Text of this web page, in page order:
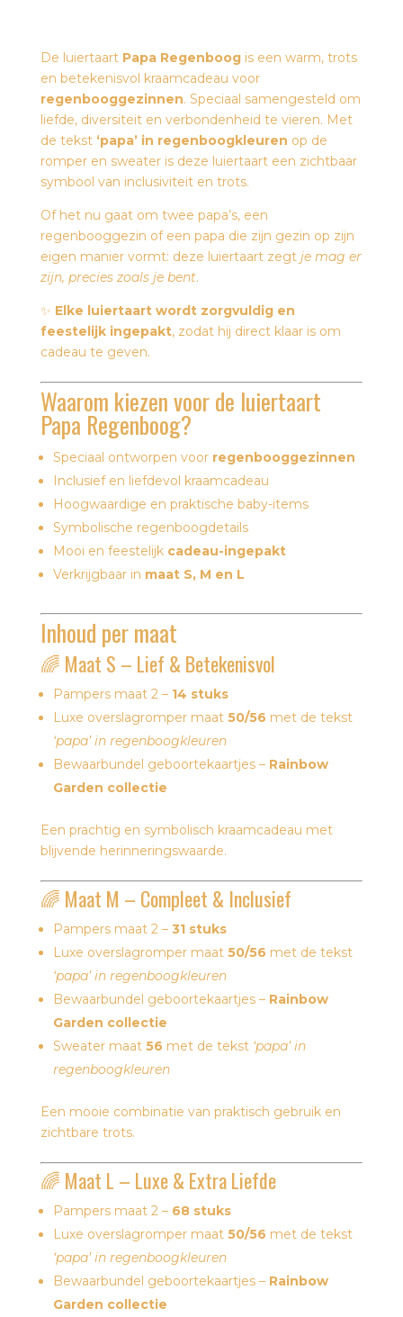
De luiertaart Papa Regenboogis een warm, trots
en betekenisvol kraamcadeau voor
regenbooggezinnen. Speciaal samengesteld om
liefde, diversiteit en verbondenheid te vieren. Met
de tekst ‘papa’ in regenboogkleuren op de
romper en sweater is deze luiertaart een zichtbaar
symbool van inclusiviteit en trots.
Of het nu gaat om twee papa’s, een
regenbooggezin of een papa die zijn gezin op zijn
eigen manier vormt: deze luiertaart zegt je mag er
zijn, precies zoals je bent.
✨ Elke luiertaart wordt zorgvuldig en
feestelijk ingepakt, zodat hij direct klaar is om
cadeau te geven.
Waarom kiezen voor de luiertaart
Papa Regenboog?
Speciaal ontworpen voor regenbooggezinnen
Inclusief en liefdevol kraamcadeau
Hoogwaardige en praktische baby-items
Symbolische regenboogdetails
Mooi en feestelijk cadeau-ingepakt
Verkrijgbaar in maat S, M en L
Inhoud per maat
🌈 Maat S – Lief & Betekenisvol
Pampers maat 2 – 14 stuks
Luxe overslagromper maat 50/56 met de tekst
‘papa’ in regenboogkleuren
Bewaarbundel geboortekaartjes – Rainbow
Garden collectie
Een prachtig en symbolisch kraamcadeau met
blijvende herinneringswaarde.
🌈 Maat M – Compleet & Inclusief
Pampers maat 2 – 31 stuks
Luxe overslagromper maat 50/56 met de tekst
‘papa’ in regenboogkleuren
Bewaarbundel geboortekaartjes – Rainbow
Garden collectie
Sweater maat 56 met de tekst ‘papa’ in
regenboogkleuren
Een mooie combinatie van praktisch gebruik en
zichtbare trots.
🌈 Maat L – Luxe & Extra Liefde
Pampers maat 2 – 68 stuks
Luxe overslagromper maat 50/56 met de tekst
‘papa’ in regenboogkleuren
Bewaarbundel geboortekaartjes – Rainbow
Garden collectie